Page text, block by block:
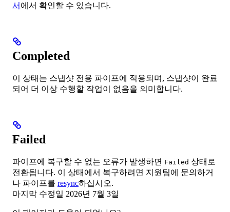
서 에서 확인할 수 있습니다.
Completed
이 상태는 스냅샷 전용 파이프에 적용되며, 스냅샷이 완료
되어 더 이상 수행할 작업이 없음을 의미합니다.
Failed
파이프에 복구할 수 없는 오류가 발생하면 Failed 상태로
전환됩니다. 이 상태에서 복구하려면 지원팀에 문의하거
나 파이프를 resync하십시오.
마지막 수정일 2026년 7월 3일